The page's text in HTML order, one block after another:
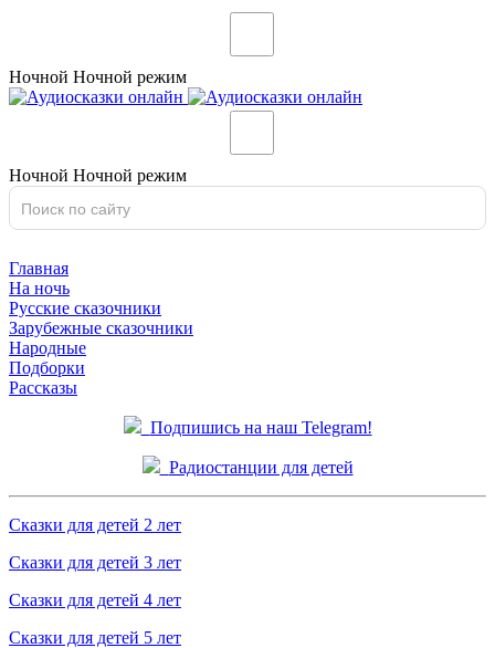
Ночной Ночной режим
Ночной Ночной режим
Главная
На ночь
Русские сказочники
Зарубежные сказочники
Народные
Подборки
Рассказы
Подпишись на наш Telegram!
Радиостанции для детей
Сказки для детей 2 лет
Сказки для детей 3 лет
Сказки для детей 4 лет
Сказки для детей 5 лет